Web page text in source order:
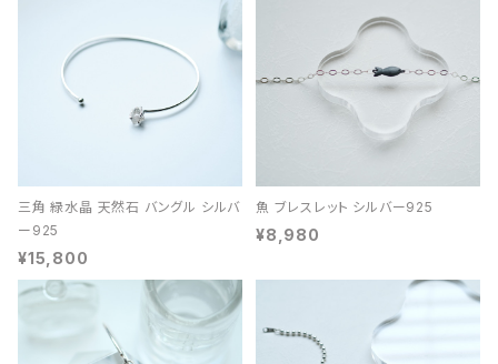
三角 緑水晶 天然石 バングル シルバ
ー925
¥15,800
魚 ブレスレット シルバー925
¥8,980